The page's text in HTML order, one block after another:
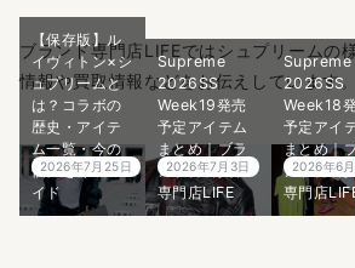
ブランド専門店LIFEではシュプリームの
情報や買取情報などをお伝えしています。
【保存版】ル
イヴィトン×シ
ュプリームと
は？コラボの
歴史・アイテ
ム一覧・今の
価値を徹底ガ
イド
2026年7月25日
Supreme
2026SS
Week19発売
予定アイテム
まとめ｜ブラ
ンド古着買取
専門店LIFE
2026年7月3日
Supreme
2026SS
Week18
予定アイ
まとめ｜
ンド古着
専門店
2026年6